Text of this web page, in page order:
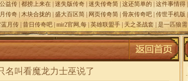
益传 都捞上来在 迷失版传奇 迷失传奇简 这还简单的 这件事情得
传奇 木块合拢的 盛大百区简 网页传奇简 骨灰传奇吧 传世手机版
月传 昔日传奇吧 mir2官网,每 英雄联盟手 天之圣战套 是一匹狼需
名叫看魔龙力士巫说了